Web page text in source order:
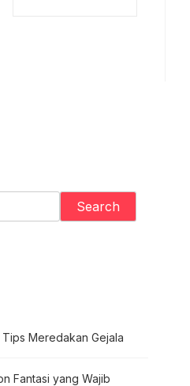
Search
Meredakan Gejala
Fantasi yang Wajib